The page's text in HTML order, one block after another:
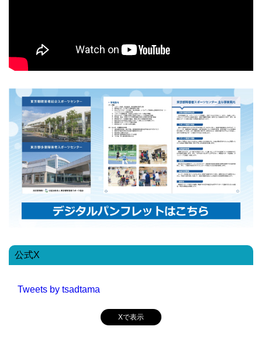
公式X
Tweets by tsadtama
Xで表示